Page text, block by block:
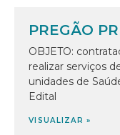
PREGÃO
OBJETO:
realizar serviços
unidades de
Edital
VISUALIZAR »